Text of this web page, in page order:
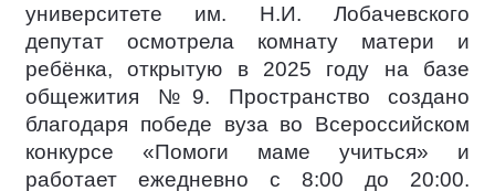
университете им. Н.И. Лобачевского
депутат осмотрела комнату матери и
ребёнка, открытую в 2025 году на базе
общежития №9. Пространство создано
благодаря победе вуза во Всероссийском
конкурсе «Помоги маме учиться» и
работает ежедневно с 8:00 до 20:00.